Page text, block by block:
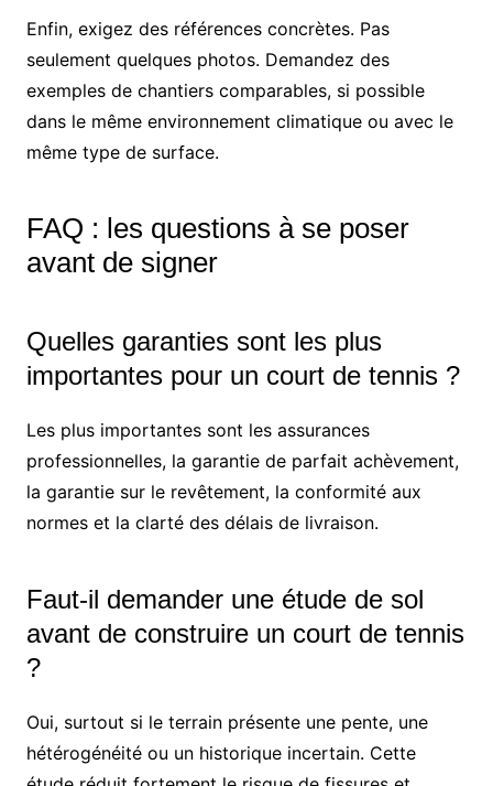
Enfin, exigez des références concrètes. Pas
seulement quelques photos. Demandez des
exemples de chantiers comparables, si possible
dans le même environnement climatique ou avec le
même type de surface.
FAQ : les questions à se poser
avant de signer
Quelles garanties sont les plus
importantes pour un court de tennis ?
Les plus importantes sont les assurances
professionnelles, la garantie de parfait achèvement,
la garantie sur le revêtement, la conformité aux
normes et la clarté des délais de livraison.
Faut-il demander une étude de sol
avant de construire un court de tennis
?
Oui, surtout si le terrain présente une pente, une
hétérogénéité ou un historique incertain. Cette